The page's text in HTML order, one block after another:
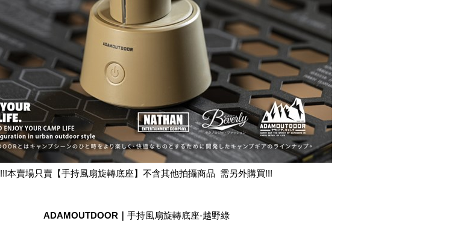
!!!本賣場只賣【手持風扇旋轉底座】不含其他拍攝商品 需另外購買!!!
ADAMOUTDOOR｜ 手持風扇旋轉底座-越野綠